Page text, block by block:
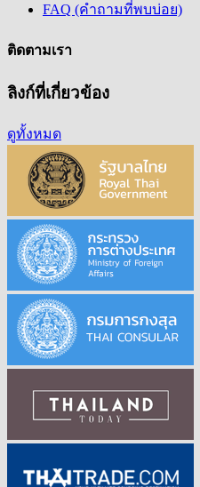
FAQ (คำถามที่พบบ่อย)
ติดตามเรา
ลิงก์ที่เกี่ยวข้อง
ดูทั้งหมด